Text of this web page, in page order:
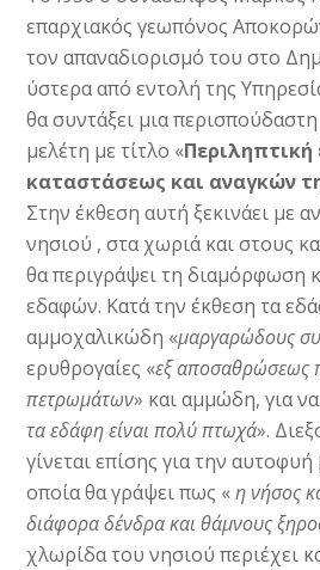
επαρχιακός γεωπόνος
τον απαναδιορισμό του στο
ύστερα από εντολή της
θα συντάξει μια
μελέτη με τίτλο «Περιληπτική
καταστάσεως και αναγκών
Στην έκθεση αυτή ξεκινάει με
νησιού , στα χωριά και στους
θα περιγράψει τη διαμόρφωση
εδαφών. Κατά την έκθεση τα
αμμοχαλικώδη «μαργαρώδους
ερυθρογαίες «εξ αποσαθρώσεως
πετρωμάτων» και αμμώδη, για
τα εδάφη είναι πολύ πτωχά».
γίνεται επίσης για την
οποία θα γράψει πως «η νήσος
διάφορα δένδρα και θάμνους
χλωρίδα του νησιού περιέχει